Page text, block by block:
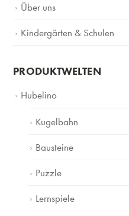
Über uns
Kindergärten & Schulen
PRODUKTWELTEN
Hubelino
Kugelbahn
Bausteine
Puzzle
Lernspiele